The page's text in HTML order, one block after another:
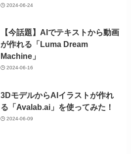
2024-06-24
【今話題】AIでテキストから動画
が作れる「Luma Dream
Machine」
2024-06-16
3DモデルからAIイラストが作れ
る「Avalab.ai」を使ってみた！
2024-06-09